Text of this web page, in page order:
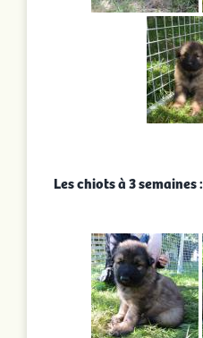
Les chiots à 3 semaines :